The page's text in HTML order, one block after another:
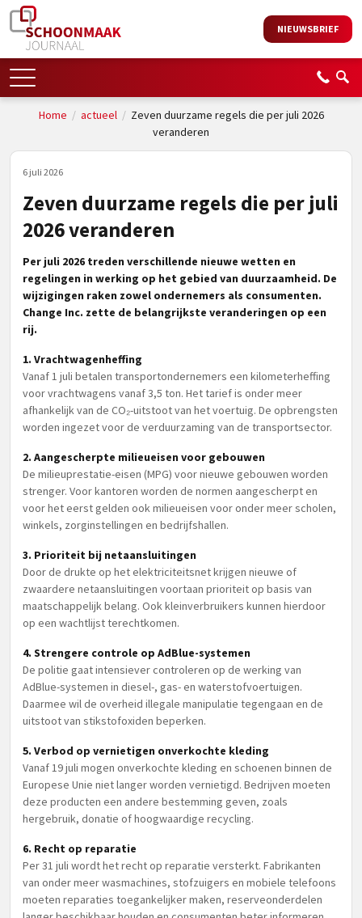
NIEUWSBRIEF
Home / actueel/ Zeven duurzame regels die per juli 2026
veranderen
6 juli 2026
Zeven duurzame regels die per juli
2026 veranderen
Per juli 2026 treden verschillende nieuwe wetten en
regelingen in werking op het gebied van duurzaamheid. De
wijzigingen raken zowel ondernemers als consumenten.
Change Inc. zette de belangrijkste veranderingen op een
rij.
1. Vrachtwagenheffing
Vanaf 1 juli betalen transportondernemers een kilometerheffing
voor vrachtwagens vanaf 3,5 ton. Het tarief is onder meer
afhankelijk van de CO₂-uitstoot van het voertuig. De opbrengsten
worden ingezet voor de verduurzaming van de transportsector.
2. Aangescherpte milieueisen voor gebouwen
De milieuprestatie-eisen (MPG) voor nieuwe gebouwen worden
strenger. Voor kantoren worden de normen aangescherpt en
voor het eerst gelden ook milieueisen voor onder meer scholen,
winkels, zorginstellingen en bedrijfshallen.
3. Prioriteit bij netaansluitingen
Door de drukte op het elektriciteitsnet krijgen nieuwe of
zwaardere netaansluitingen voortaan prioriteit op basis van
maatschappelijk belang. Ook kleinverbruikers kunnen hierdoor
op een wachtlijst terechtkomen.
4. Strengere controle op AdBlue-systemen
De politie gaat intensiever controleren op de werking van
AdBlue-systemen in diesel-, gas- en waterstofvoertuigen.
Daarmee wil de overheid illegale manipulatie tegengaan en de
uitstoot van stikstofoxiden beperken.
5. Verbod op vernietigen onverkochte kleding
Vanaf 19 juli mogen onverkochte kleding en schoenen binnen de
Europese Unie niet langer worden vernietigd. Bedrijven moeten
deze producten een andere bestemming geven, zoals
hergebruik, donatie of hoogwaardige recycling.
6. Recht op reparatie
Per 31 juli wordt het recht op reparatie versterkt. Fabrikanten
van onder meer wasmachines, stofzuigers en mobiele telefoons
moeten reparaties toegankelijker maken, reserveonderdelen